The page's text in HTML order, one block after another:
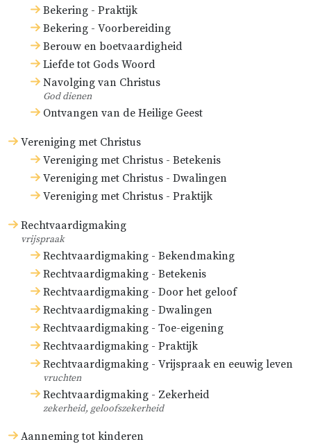
Bekering - Praktijk
Bekering - Voorbereiding
Berouw en boetvaardigheid
Liefde tot Gods Woord
Navolging van Christus
God dienen
Ontvangen van de Heilige Geest
Vereniging met Christus
Vereniging met Christus - Betekenis
Vereniging met Christus - Dwalingen
Vereniging met Christus - Praktijk
Rechtvaardigmaking
vrijspraak
Rechtvaardigmaking - Bekendmaking
Rechtvaardigmaking - Betekenis
Rechtvaardigmaking - Door het geloof
Rechtvaardigmaking - Dwalingen
Rechtvaardigmaking - Toe-eigening
Rechtvaardigmaking - Praktijk
Rechtvaardigmaking - Vrijspraak en eeuwig leven
vruchten
Rechtvaardigmaking - Zekerheid
zekerheid, geloofszekerheid
Aanneming tot kinderen